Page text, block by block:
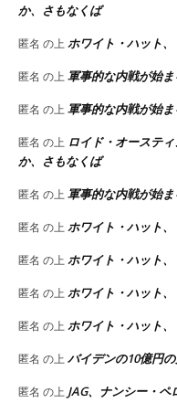
か、さもなくば
匿名 の上 ホワイト・ハット
匿名 の上 軍事的な内戦が始ま
匿名 の上 軍事的な内戦が始ま
匿名 の上 ロイド・オーステ
か、さもなくば
匿名 の上 軍事的な内戦が始ま
匿名 の上 ホワイト・ハット
匿名 の上 ホワイト・ハット
匿名 の上 ホワイト・ハット
匿名 の上 ホワイト・ハット
匿名 の上 バイデンの10億円
匿名 の上 JAG、ナンシー・